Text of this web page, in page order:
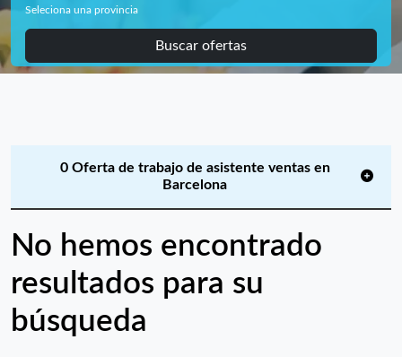
Seleciona una provincia
Buscar ofertas
0 Oferta de trabajo de asistente ventas en
Barcelona
No hemos encontrado
resultados para su
búsqueda